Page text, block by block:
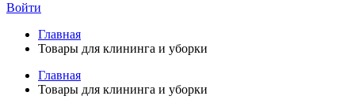
Войти
Главная
Товары для клининга и уборки
Главная
Товары для клининга и уборки